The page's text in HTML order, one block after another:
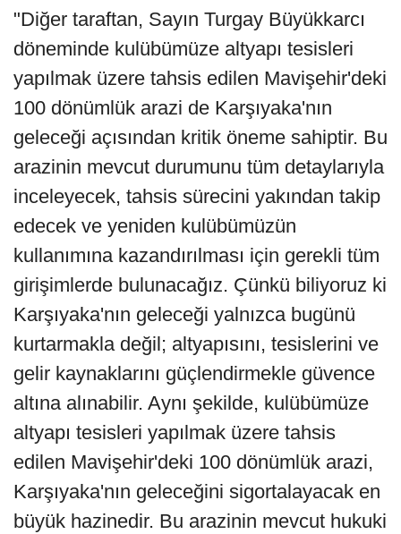
"Diğer taraftan, Sayın Turgay Büyükkarcı
döneminde kulübümüze altyapı tesisleri
yapılmak üzere tahsis edilen Mavişehir'deki
100 dönümlük arazi de Karşıyaka'nın
geleceği açısından kritik öneme sahiptir. Bu
arazinin mevcut durumunu tüm detaylarıyla
inceleyecek, tahsis sürecini yakından takip
edecek ve yeniden kulübümüzün
kullanımına kazandırılması için gerekli tüm
girişimlerde bulunacağız. Çünkü biliyoruz ki
Karşıyaka'nın geleceği yalnızca bugünü
kurtarmakla değil; altyapısını, tesislerini ve
gelir kaynaklarını güçlendirmekle güvence
altına alınabilir. Aynı şekilde, kulübümüze
altyapı tesisleri yapılmak üzere tahsis
edilen Mavişehir'deki 100 dönümlük arazi,
Karşıyaka'nın geleceğini sigortalayacak en
büyük hazinedir. Bu arazinin mevcut hukuki